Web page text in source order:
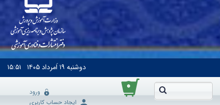
دوشنبه ۱۹ اَمرداد ۱۴۰۵ ۱۵:۵۱
۰
ورود
ایجاد حساب کاربری